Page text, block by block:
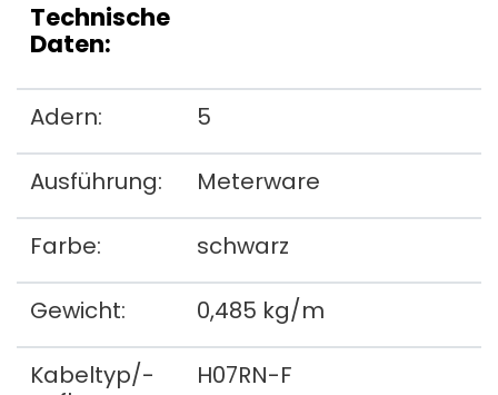
Technische
Daten:
Adern: 5
Ausführung: Meterware
Farbe: schwarz
Gewicht: 0,485 kg/m
Kabeltyp/-
H07RN-F